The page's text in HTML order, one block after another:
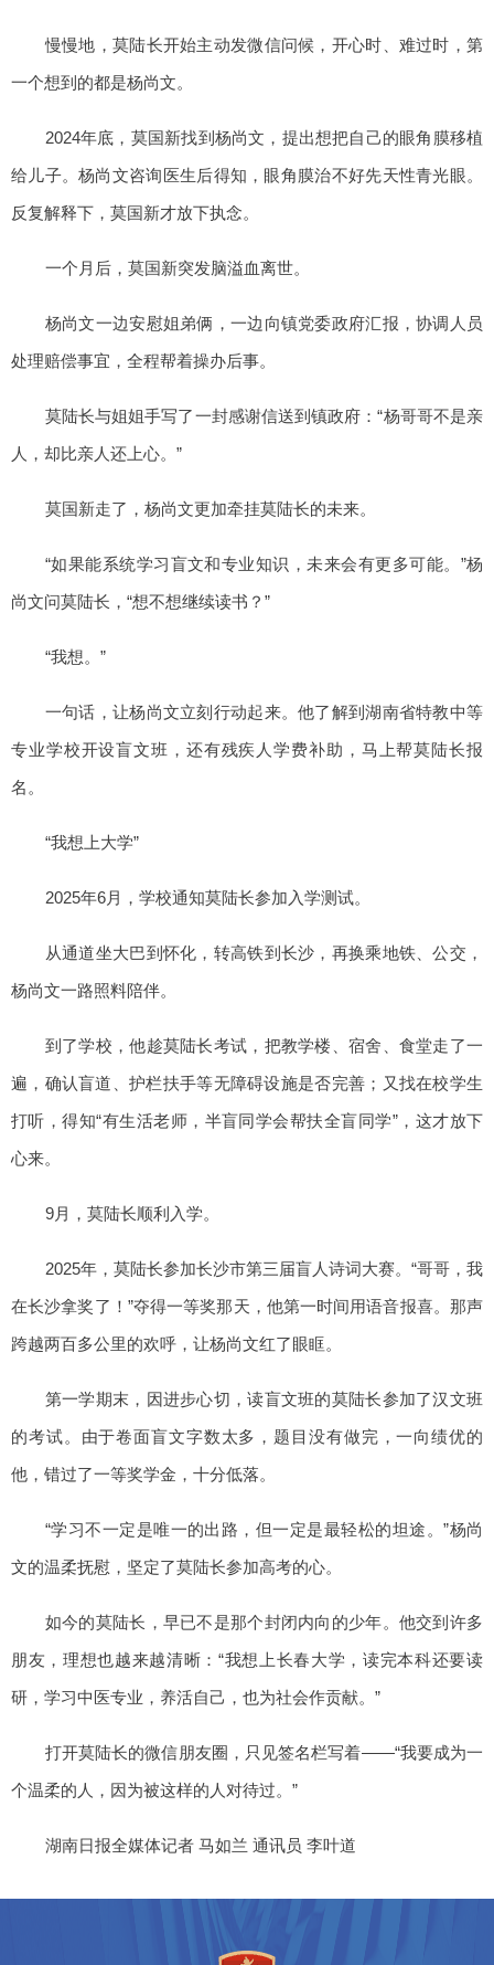
慢慢地，莫陆长开始主动发微信问候，开心时、难过时，第
一个想到的都是杨尚文。
2024年底，莫国新找到杨尚文，提出想把自己的眼角膜移植
给儿子。杨尚文咨询医生后得知，眼角膜治不好先天性青光眼。
反复解释下，莫国新才放下执念。
一个月后，莫国新突发脑溢血离世。
杨尚文一边安慰姐弟俩，一边向镇党委政府汇报，协调人员
处理赔偿事宜，全程帮着操办后事。
莫陆长与姐姐手写了一封感谢信送到镇政府：“杨哥哥不是亲
人，却比亲人还上心。”
莫国新走了，杨尚文更加牵挂莫陆长的未来。
“如果能系统学习盲文和专业知识，未来会有更多可能。”杨
尚文问莫陆长，“想不想继续读书？”
“我想。”
一句话，让杨尚文立刻行动起来。他了解到湖南省特教中等
专业学校开设盲文班，还有残疾人学费补助，马上帮莫陆长报
名。
“我想上大学”
2025年6月，学校通知莫陆长参加入学测试。
从通道坐大巴到怀化，转高铁到长沙，再换乘地铁、公交，
杨尚文一路照料陪伴。
到了学校，他趁莫陆长考试，把教学楼、宿舍、食堂走了一
遍，确认盲道、护栏扶手等无障碍设施是否完善；又找在校学生
打听，得知“有生活老师，半盲同学会帮扶全盲同学”，这才放下
心来。
9月，莫陆长顺利入学。
2025年，莫陆长参加长沙市第三届盲人诗词大赛。“哥哥，我
在长沙拿奖了！”夺得一等奖那天，他第一时间用语音报喜。那声
跨越两百多公里的欢呼，让杨尚文红了眼眶。
第一学期末，因进步心切，读盲文班的莫陆长参加了汉文班
的考试。由于卷面盲文字数太多，题目没有做完，一向绩优的
他，错过了一等奖学金，十分低落。
“学习不一定是唯一的出路，但一定是最轻松的坦途。”杨尚
文的温柔抚慰，坚定了莫陆长参加高考的心。
如今的莫陆长，早已不是那个封闭内向的少年。他交到许多
朋友，理想也越来越清晰：“我想上长春大学，读完本科还要读
研，学习中医专业，养活自己，也为社会作贡献。”
打开莫陆长的微信朋友圈，只见签名栏写着——“我要成为一
个温柔的人，因为被这样的人对待过。”
湖南日报全媒体记者 马如兰 通讯员 李叶道